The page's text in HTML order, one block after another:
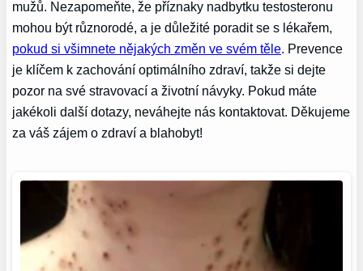
mužů. Nezapomeňte, že příznaky nadbytku testosteronu
mohou být různorodé, a je důležité poradit se s lékařem,
pokud si všimnete nějakých změn ve svém těle . Prevence
je klíčem k zachování optimálního zdraví, takže si dejte
pozor na své stravovací a životní návyky. Pokud máte
jakékoli další dotazy, neváhejte nás kontaktovat. Děkujeme
za váš zájem o zdraví a blahobyt!